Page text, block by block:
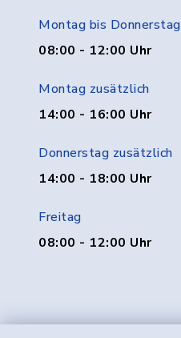
Montag bis Donnerstag
08:00 - 12:00 Uhr
Montag zusätzlich
14:00 - 16:00 Uhr
Donnerstag zusätzlich
14:00 - 18:00 Uhr
Freitag
08:00 - 12:00 Uhr